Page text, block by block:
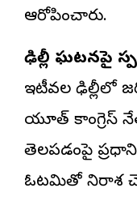
ఆరోపించారు.
ఢిల్లీ ఘటనపై
ఇటీవల ఢిల్లీలో
యూత్ కాంగ్రెస్
తెలపడంపై
ఓటమితో నిరాశ